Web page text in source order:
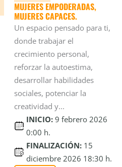
MUJERES EMPODERADAS,
MUJERES CAPACES.
Un espacio pensado para ti,
donde trabajar el
crecimiento personal,
reforzar la autoestima,
desarrollar habilidades
sociales, potenciar la
creatividad y...
INICIO: 9 febrero 2026
0:00 h.
FINALIZACIÓN: 15
diciembre 2026 18:30 h.